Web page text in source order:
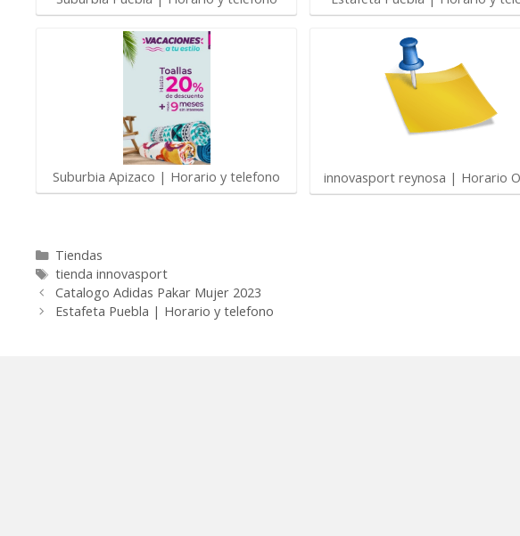
Suburbia Apizaco | Horario y telefono innovasport reynosa | Horario
Categorías
Tiendas
Etiquetas
tienda innovasport
Catalogo Adidas Pakar Mujer 2023
Estafeta Puebla | Horario y telefono